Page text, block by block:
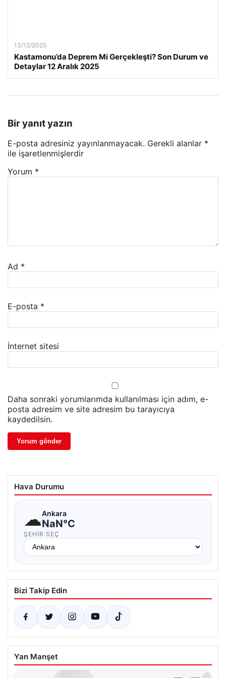
13/12/2025
Kastamonu’da Deprem Mi Gerçekleşti? Son Durum ve
Detaylar 12 Aralık 2025
Bir yanıt yazın
E-posta adresiniz yayınlanmayacak. Gerekli alanlar *
ile işaretlenmişlerdir
Yorum *
Ad *
E-posta *
İnternet sitesi
Daha sonraki yorumlarımda kullanılması için adım, e-
posta adresim ve site adresim bu tarayıcıya
kaydedilsin.
Hava Durumu
☁Ankara
NaN°C
ŞEHIR SEÇ
Bizi Takip Edin
Yan Manşet